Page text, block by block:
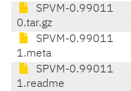
SPVM-0.99011
0.tar.gz
SPVM-0.99011
1.meta
SPVM-0.99011
1.readme